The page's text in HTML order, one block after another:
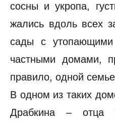
сосны и укропа,
жались вдоль всех
сады с
частными домами,
правило, одной
В одном из таких
Драбкина – отца